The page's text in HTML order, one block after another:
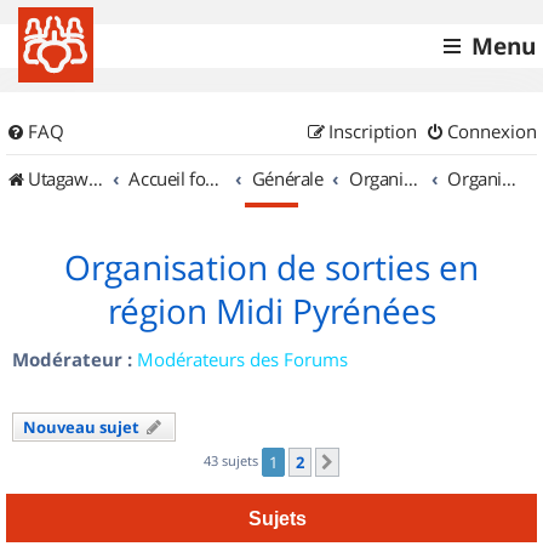
Menu
FAQ Connexion
Inscription
UtagawaVTT (Randos VTT et VTTAE avec traces GPS)
Accueil forum Générale Organisation de sorties & Recherche de partenaires Organisation de sorties en région Midi Pyrénées
Organisation de sorties en
région Midi Pyrénées
Modérateur : Modérateurs des Forums
Nouveau sujet
43 sujets 1 2
Sujets